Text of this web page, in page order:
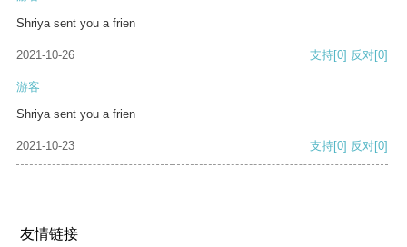
Shriya sent you a frien
2021-10-26 支持[0] 反对[0]
游客
Shriya sent you a frien
2021-10-23 支持[0] 反对[0]
友情链接